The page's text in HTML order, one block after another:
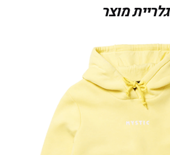
גלריית מוצר